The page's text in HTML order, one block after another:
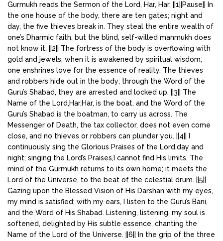
Gurmukh reads the Sermon of the Lord, Har, Har. ||1||Pause|| In
the one house of the body, there are ten gates; night and
day, the five thieves break in. They steal the entire wealth of
one’s Dharmic faith, but the blind, self-willed manmukh does
not know it. ||2|| The fortress of the body is overflowing with
gold and jewels; when it is awakened by spiritual wisdom,
one enshrines love for the essence of reality. The thieves
and robbers hide out in the body; through the Word of the
Guru’s Shabad, they are arrested and locked up. ||3|| The
Name of the Lord,Har,Har, is the boat, and the Word of the
Guru’s Shabad is the boatman, to carry us across. The
Messenger of Death, the tax collector, does not even come
close, and no thieves or robbers can plunder you. ||4|| I
continuously sing the Glorious Praises of the Lord,day and
night; singing the Lord’s Praises,I cannot find His limits. The
mind of the Gurmukh returns to its own home; it meets the
Lord of the Universe, to the beat of the celestial drum. ||5||
Gazing upon the Blessed Vision of His Darshan with my eyes,
my mind is satisfied; with my ears, I listen to the Guru’s Bani,
and the Word of His Shabad. Listening, listening, my soul is
softened, delighted by His subtle essence, chanting the
Name of the Lord of the Universe. ||6|| In the grip of the three